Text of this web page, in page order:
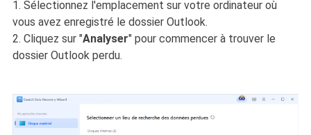
1. Sélectionnez l'emplacement sur votre ordinateur où
vous avez enregistré le dossier Outlook.
2. Cliquez sur "Analyser" pour commencer à trouver le
dossier Outlook perdu.